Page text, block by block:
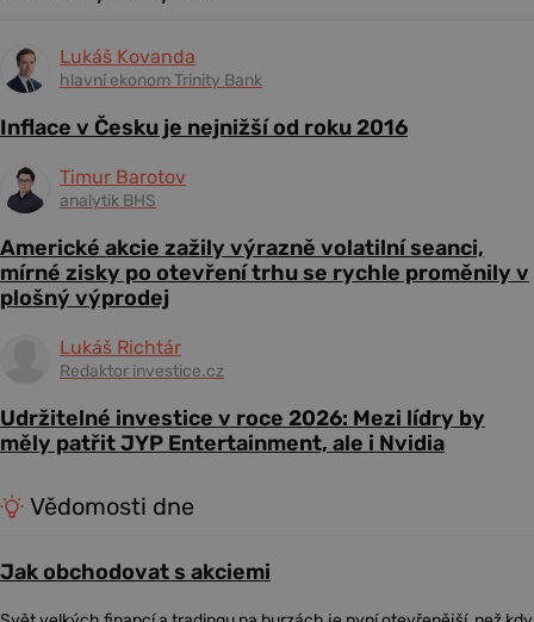
Lukáš Kovanda
hlavní ekonom Trinity Bank
Inflace v Česku je nejnižší od roku 2016
Timur Barotov
analytik BHS
Americké akcie zažily výrazně volatilní seanci,
mírné zisky po otevření trhu se rychle proměnily v
plošný výprodej
Lukáš Richtár
Redaktor investice.cz
Udržitelné investice v roce 2026: Mezi lídry by
měly patřit JYP Entertainment, ale i Nvidia
Vědomosti dne
Jak obchodovat s akciemi